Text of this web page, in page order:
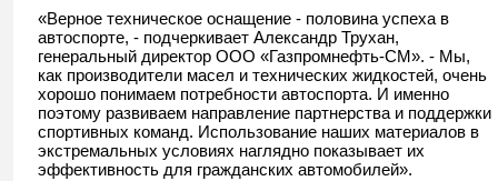
«Верное техническое оснащение - половина успеха в
автоспорте, - подчеркивает Александр Трухан,
генеральный директор ООО «Газпромнефть-СМ». - Мы,
как производители масел и технических жидкостей, очень
хорошо понимаем потребности автоспорта. И именно
поэтому развиваем направление партнерства и поддержки
спортивных команд. Использование наших материалов в
экстремальных условиях наглядно показывает их
эффективность для гражданских автомобилей».